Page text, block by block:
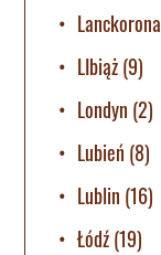
Lanckorona
LIbiąż(9)
Londyn (2)
Lubień (8)
Lublin (16)
Łódź(19)